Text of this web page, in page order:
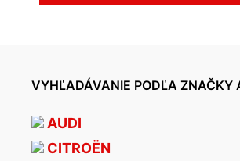
VYHĽADÁVANIE PODĽA ZNAČKY
AUDI
CITROËN